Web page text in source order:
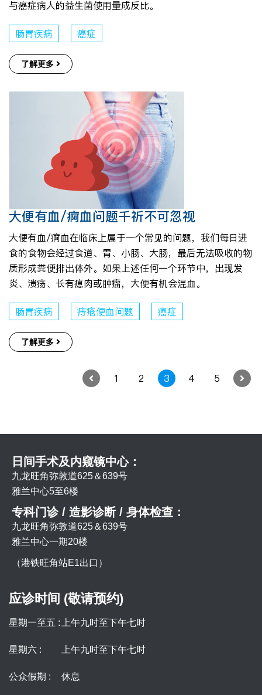
与癌症病人的益生菌使用量成反比。
肠胃疾病 癌症
了解更多
大便有血/痾血问题千祈不可忽视
大便有血/痾血在临床上属于一个常见的问题，我们每日进
食的食物会经过食道、胃、小肠、大肠，最后无法吸收的物
质形成粪便排出体外。如果上述任何一个环节中，出现发
炎、溃疡、长有瘜肉或肿瘤，大便有机会混血。
肠胃疾病 痔疮便血问题 癌症
了解更多
1 2 3 4 5
日间手术及内窥镜中心：
九龙旺角弥敦道625＆639号
雅兰中心5至6楼
专科门诊 / 造影诊断 / 身体检查：
九龙旺角弥敦道625＆639号
雅兰中心一期20楼
（港铁旺角站E1出口）
应诊时间 (敬请预约)
星期一至五 : 上午九时至下午七时
星期六 : 上午九时至下午七时
公众假期 : 休息